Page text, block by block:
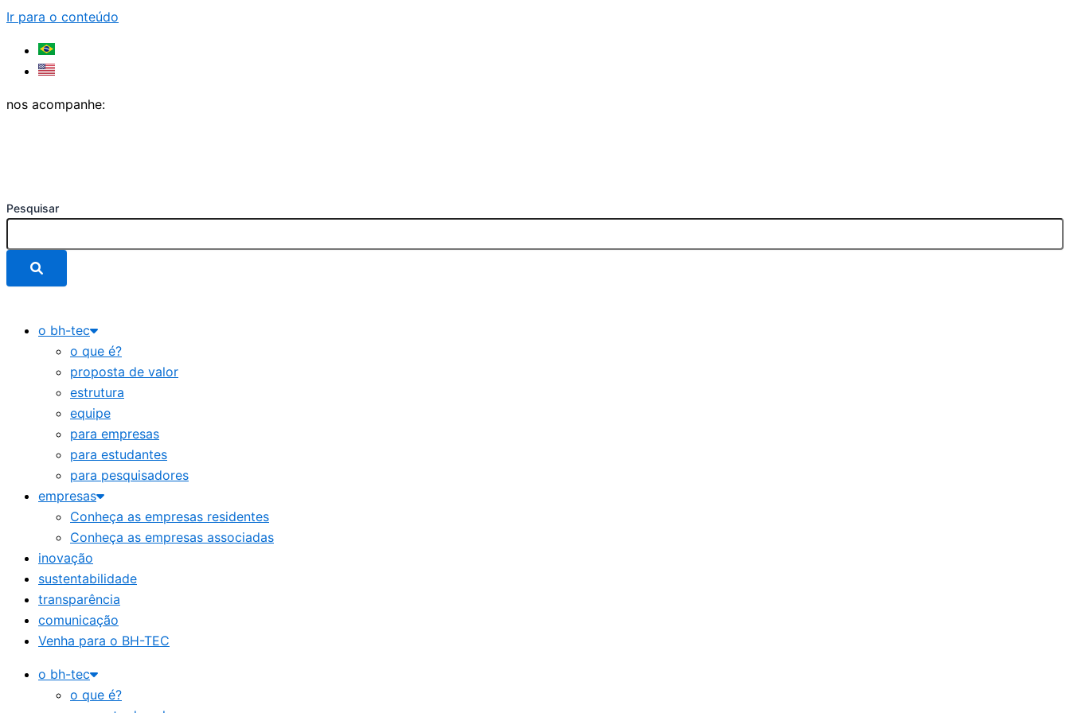
Ir para o conteúdo
nos acompanhe:
Pesquisar
o bh-tec
o que é?
proposta de valor
estrutura
equipe
para empresas
para estudantes
para pesquisadores
empresas
Conheça as empresas residentes
Conheça as empresas associadas
inovação
sustentabilidade
transparência
comunicação
Venha para o BH-TEC
o bh-tec
o que é?